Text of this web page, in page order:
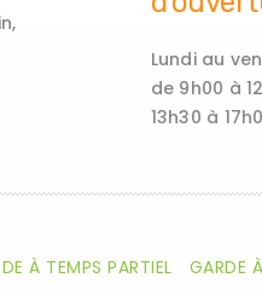
Lundi au
de 9h00 à
13h30 à
À TEMPS PARTIEL GARDE